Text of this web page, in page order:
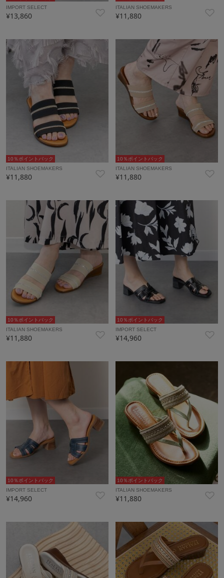
IMPORT SELECT
¥13,860
ITALIAN SHOEMAKERS
¥11,880
10％ポイントバック
ITALIAN SHOEMAKERS
¥11,880
10％ポイントバック
ITALIAN SHOEMAKERS
¥11,880
10％ポイントバック
ITALIAN SHOEMAKERS
¥11,880
10％ポイントバック
IMPORT SELECT
¥14,960
10％ポイントバック
IMPORT SELECT
¥14,960
10％ポイントバック
ITALIAN SHOEMAKERS
¥11,880